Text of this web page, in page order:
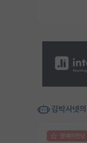
김박사넷
명예의전당